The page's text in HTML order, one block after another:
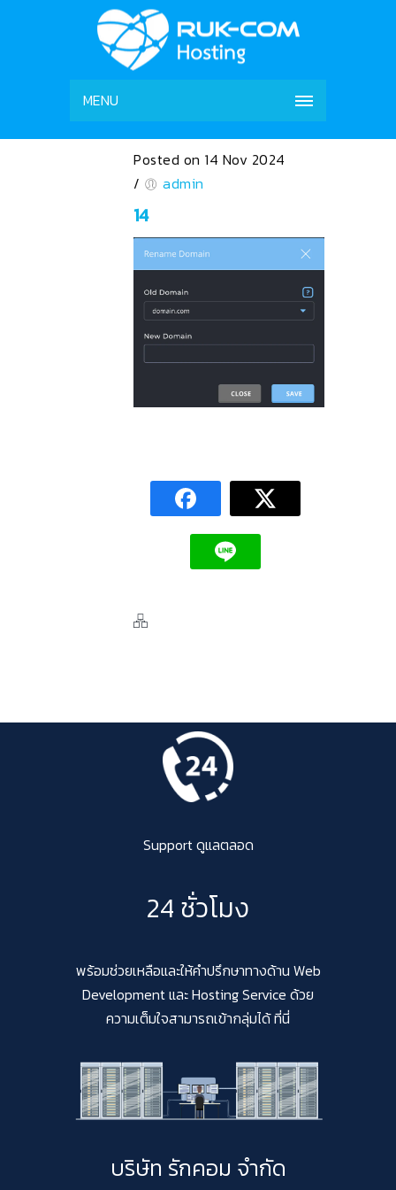
MENU
Posted on 14 Nov 2024
/
admin
14
Support ดูแลตลอด
24 ชั่วโมง
พร้อมช่วยเหลือและให้คำปรึกษาทางด้าน Web
Development และ Hosting Service ด้วย
ความเต็มใจสามารถเข้ากลุ่มได้ ที่นี่
บริษัท รักคอม จำกัด